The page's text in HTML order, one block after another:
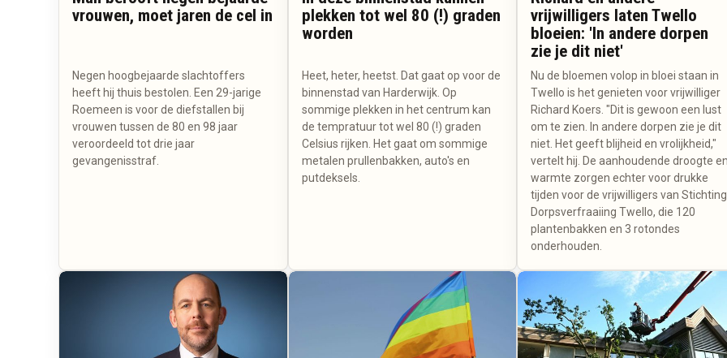
vrouwen, moet jaren de cel in
Negen hoogbejaarde slachtoffers
heeft hij thuis bestolen. Een 29-jarige
Roemeen is voor de diefstallen bij
vrouwen tussen de 80 en 98 jaar
veroordeeld tot drie jaar
gevangenisstraf.
plekken tot wel 80 (!) graden
worden
Heet, heter, heetst. Dat gaat op voor de
binnenstad van Harderwijk. Op
sommige plekken in het centrum kan
de tempratuur tot wel 80 (!) graden
Celsius rijken. Het gaat om sommige
metalen prullenbakken, auto's en
putdeksels.
vrijwilligers laten Twello
bloeien: 'In andere dorpen
zie je dit niet'
Nu de bloemen volop in bloei staan in
Twello is het genieten voor vrijwilliger
Richard Koers. "Dit is gewoon een lust
om te zien. In andere dorpen zie je dit
niet. Het geeft blijheid en vrolijkheid,"
vertelt hij. De aanhoudende droogte
warmte zorgen echter voor drukke
tijden voor de vrijwilligers van Stichting
Dorpsverfraaiing Twello, die 120
plantenbakken en 3 rotondes
onderhouden.